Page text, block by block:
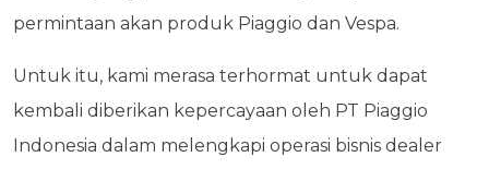
permintaan akan produk Piaggio dan Vespa.
Untuk itu, kami merasa terhormat untuk dapat
kembali diberikan kepercayaan oleh PT Piaggio
Indonesia dalam melengkapi operasi bisnis dealer